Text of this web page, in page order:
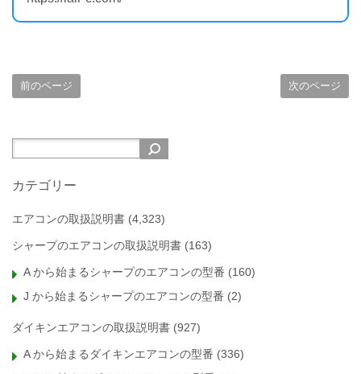
前のページ 次のページ
カテゴリー
エアコンの取扱説明書 (4,323)
シャープのエアコンの取扱説明書 (163)
A から始まるシャープのエアコンの型番 (160)
J から始まるシャープのエアコンの型番 (2)
ダイキンエアコンの取扱説明書 (927)
A から始まるダイキンエアコンの型番 (336)